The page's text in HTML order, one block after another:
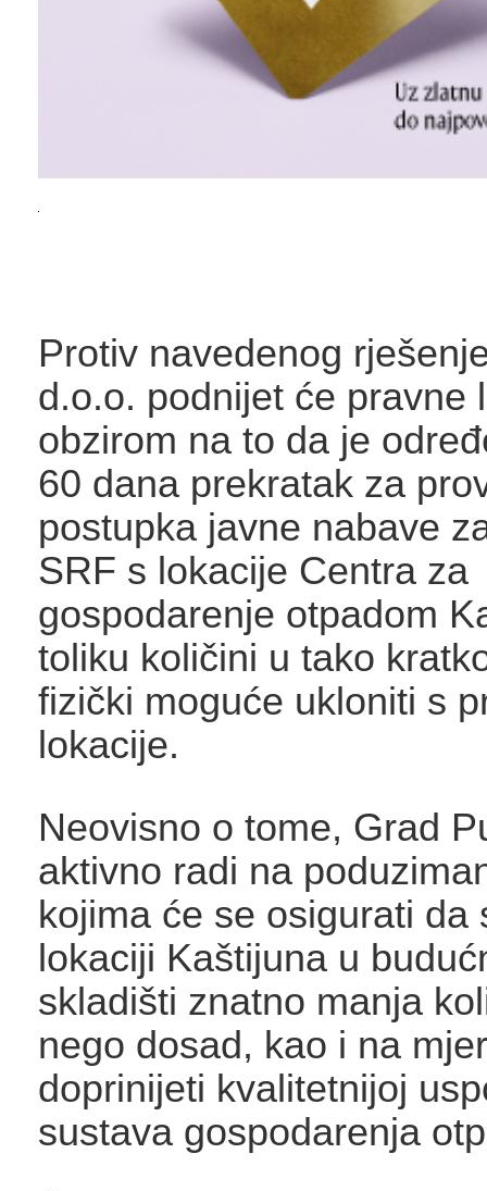
Protiv navedenog
d.o.o. podnijet će pravne
obzirom na to da je
60 dana prekratak za
postupka javne nabave
SRF s lokacije Centra za
gospodarenje otpadom
toliku količini u tako
fizički moguće ukloniti s
lokacije.
Neovisno o tome, Grad
aktivno radi na
kojima će se osigurati da
lokaciji Kaštijuna u
skladišti znatno manja
nego dosad, kao i na
doprinijeti kvalitetnijoj
sustava gospodarenja